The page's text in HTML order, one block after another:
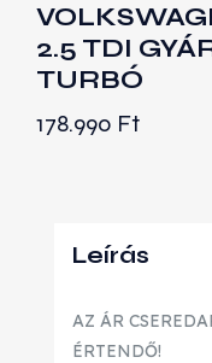
2.5 TDI
TURBÓ
178.990 Ft
Leírás
AZ ÁR
ÉRTENDŐ!